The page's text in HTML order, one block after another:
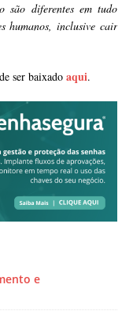
são diferentes em tudo
humanos, inclusive cair
ser baixado aqui.
e